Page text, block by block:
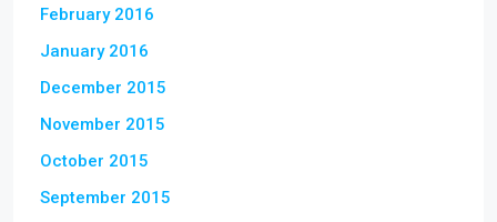
February 2016
January 2016
December 2015
November 2015
October 2015
September 2015